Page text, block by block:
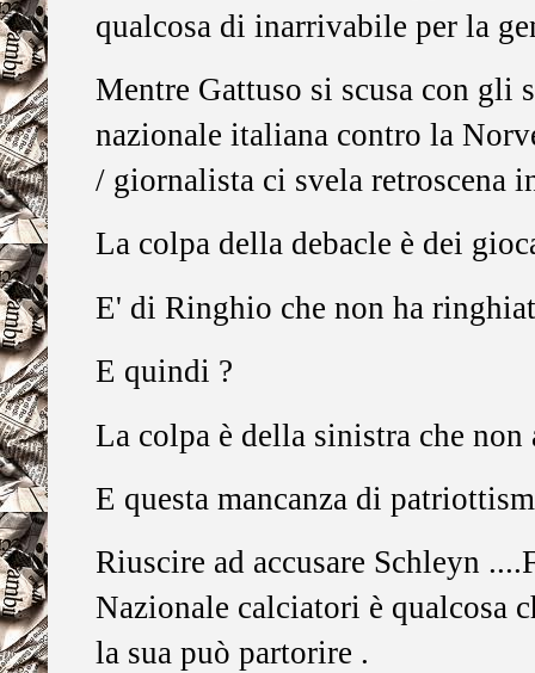
qualcosa di inarrivabile per la
Mentre Gattuso si scusa con
nazionale italiana contro la
/ giornalista ci svela retroscena
La colpa della debacle è dei
E' di Ringhio che non ha
E quindi ?
La colpa è della sinistra che non
E questa mancanza di
Riuscire ad accusare Schleyn
Nazionale calciatori è qualcosa
la sua può partorire .